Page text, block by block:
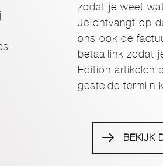
zodat je weet
Je ontvangt op
ons ook de
betaallink zodat
Edition artikelen
gestelde termijn
BEKIJK